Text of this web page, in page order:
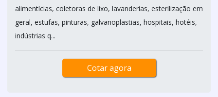
alimentícias, coletoras de lixo, lavanderias, esterilização em
geral, estufas, pinturas, galvanoplastias, hospitais, hotéis,
indústrias q...
Cotar agora